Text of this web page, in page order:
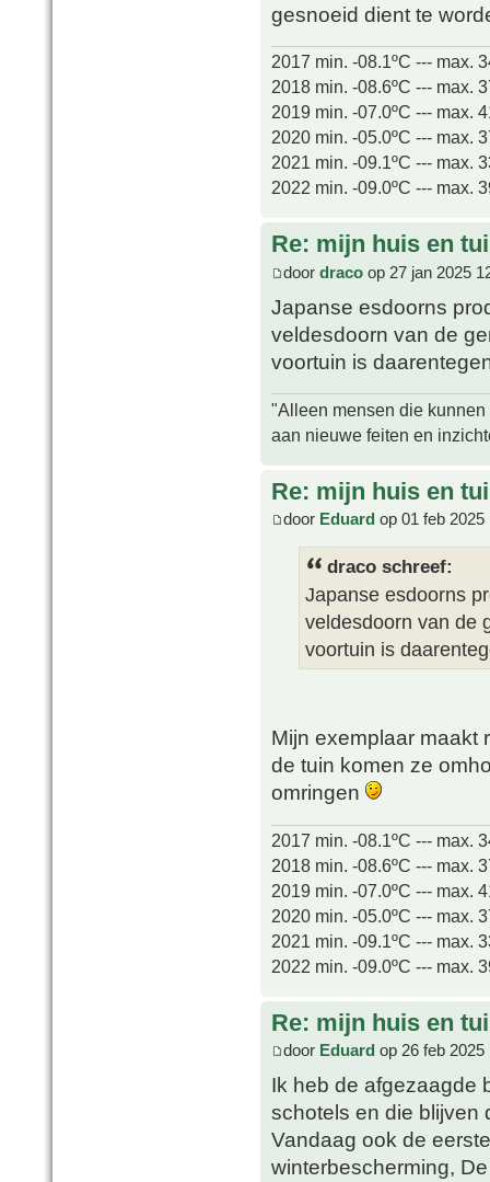
gesnoeid dient te
2017 min. -08.1ºC --- max.
2018 min. -08.6ºC --- max.
2019 min. -07.0ºC --- max.
2020 min. -05.0ºC --- max.
2021 min. -09.1ºC --- max.
2022 min. -09.0ºC --- max.
Re: mijn huis en
door draco op 27 jan 2025
Japanse esdoorns
veldesdoorn van de
voortuin is
"Alleen mensen die
aan nieuwe feiten en
Re: mijn huis en
door Eduard op 01 feb 2025
draco schreef:
Japanse esdoorns
veldesdoorn van de
voortuin is
Mijn exemplaar maakt
de tuin komen ze
omringen
2017 min. -08.1ºC --- max.
2018 min. -08.6ºC --- max.
2019 min. -07.0ºC --- max.
2020 min. -05.0ºC --- max.
2021 min. -09.1ºC --- max.
2022 min. -09.0ºC --- max.
Re: mijn huis en
door Eduard op 26 feb 2025
Ik heb de afgezaagde
schotels en die
Vandaag ook de
winterbescherming,